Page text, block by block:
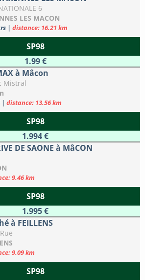
6
LES MACON
| distance: 16.21 km
SP98
1.99 €
à Mâcon
Mistral
| distance: 13.56 km
SP98
1.994 €
DE SAONE à MâCON
9.46 km
SP98
1.995 €
à FEILLENS
9.09 km
SP98